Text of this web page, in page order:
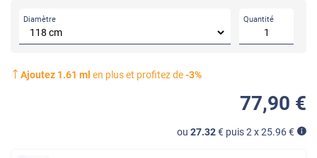
Diamètre Quantité
Ajoutez 1.61 ml en plus et profitez de-3%
77,90 €
ou 27.32€ puis 2 x25.96€